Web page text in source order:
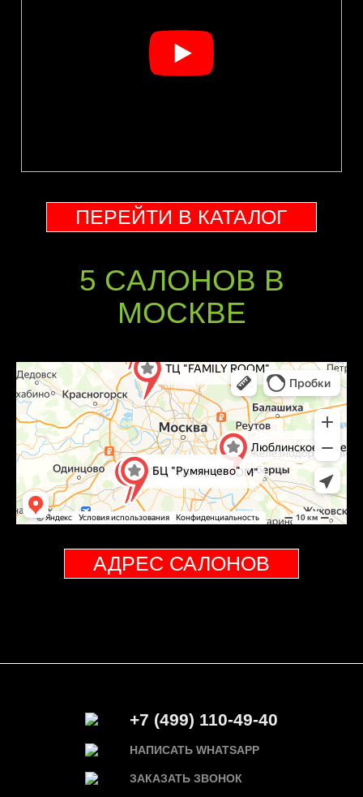
ПЕРЕЙТИ В КАТАЛОГ
5 CАЛОНОВ В
МОСКВЕ
АДРЕС САЛОНОВ
+7 (499) 110-49-40
НАПИСАТЬ WHATSAPP
ЗАКАЗАТЬ ЗВОНОК